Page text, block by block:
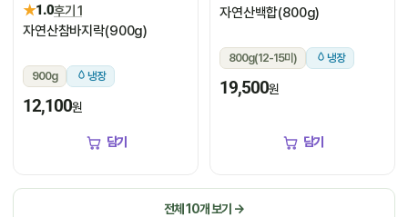
★1.0후기 1
자연산참바지락(900g)
900g 냉장
12,100원
담기
자연산백합(800g)
800g(12-15미) 냉장
19,500원
담기
전체 10개 보기 →